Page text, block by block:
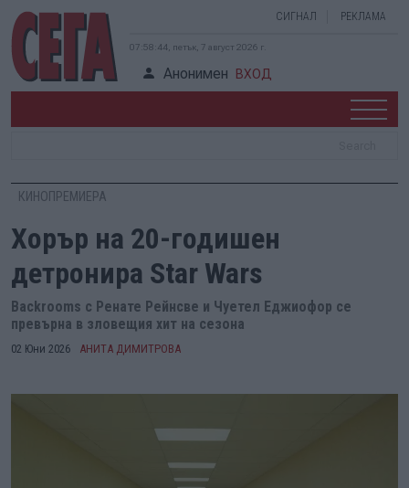
СИГНАЛ РЕКЛАМА
07:58:45, петък, 7 август 2026 г.
Анонимен ВХОД
КИНОПРЕМИЕРА
Хорър на 20-годишен
детронира Star Wars
Backrooms с Ренате Рейнсве и Чуетел Еджиофор се
превърна в зловещия хит на сезона
02 Юни 2026 АНИТА ДИМИТРОВА